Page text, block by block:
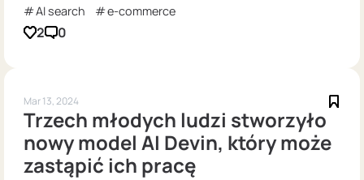
AI search
e-commerce
2 0
Mar 13, 2024
Trzech młodych ludzi stworzyło
nowy model AI Devin, który może
zastąpić ich pracę